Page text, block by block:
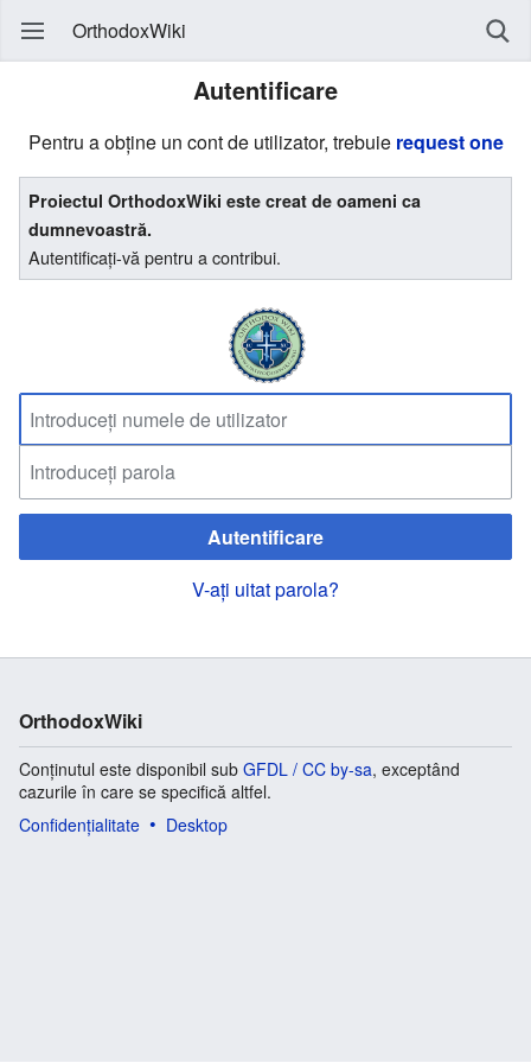
OrthodoxWiki
Autentificare
Pentru a obține un cont de utilizator, trebuie request one
Proiectul OrthodoxWiki este creat de oameni ca
dumnevoastră.
Autentificați-vă pentru a contribui.
Autentificare
V-ați uitat parola?
OrthodoxWiki
Conținutul este disponibil sub GFDL / CC by-sa, exceptând
cazurile în care se specifică altfel.
Confidențialitate
Desktop